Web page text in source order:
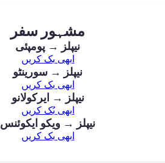
مشہور سفر
نیپلز → پومپئی
ابھی بک کریں
نیپلز → سورینٹو
ابھی بک کریں
نیپلز → ایرکولانو
ابھی بُک کریں
نیپلز → ویکو ایکوئنس
ابھی بک کریں